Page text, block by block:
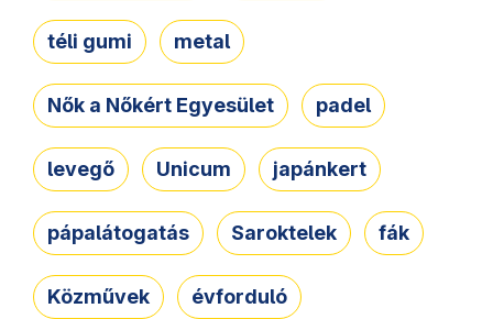
téli gumi metal
Nők a Nőkért Egyesület padel
levegő Unicum japánkert
pápalátogatás Saroktelek fák
Közművek évforduló